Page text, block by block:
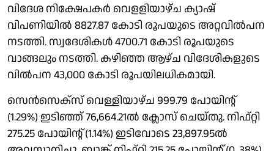
വിദേശ നിക്ഷേപകര്‍ വെളളിയാഴ്ച ക്യാഷ്
വിപണിയില്‍ 8827.87 കോടി രൂപയുടെ അറ്റവില്‍പന
നടത്തി. സ്വദേശികള്‍ 4700.71 കോടി രൂപയുടെ
വാങ്ങലും നടത്തി. കഴിഞ്ഞ ആഴ്ച വിദേശികളുടെ
വില്‍പന 43,000 കോടി രൂപയിലധികമായി.
സെന്‍സെക്സ് വെള്ളിയാഴ്ച 999.79 പോയിന്റ്
(1.29%) ഇടിഞ്ഞ് 76,664.21ല്‍ ക്ലോസ് ചെയ്തു. നിഫ്റ്റി
275.25 പോയിന്റ് (1.14%) ഇടിവോടെ 23,897.95ല്‍